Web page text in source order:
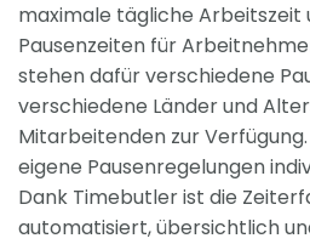
maximale tägliche Arbeitszeit
Pausenzeiten für
stehen dafür verschiedene
verschiedene Länder und
Mitarbeitenden zur
eigene Pausenregelungen
Dank Timebutler ist die
automatisiert, übersichtlich